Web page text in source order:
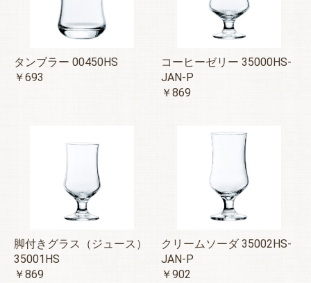
タンブラー 00450HS
￥693
コーヒーゼリー 35000HS-
JAN-P
￥869
脚付きグラス（ジュース）
35001HS
￥869
クリームソーダ 35002HS-
JAN-P
￥902